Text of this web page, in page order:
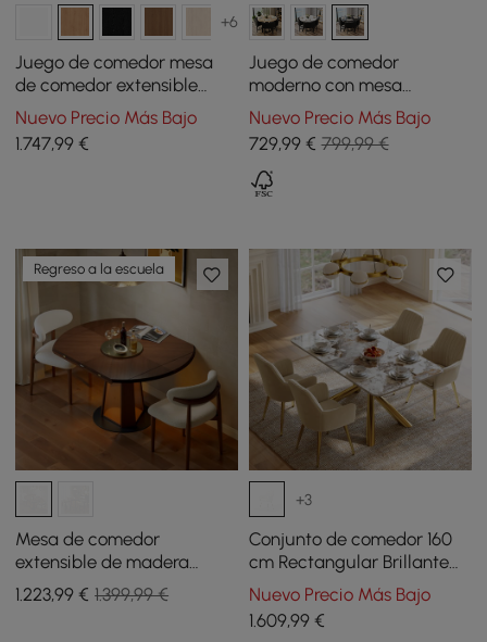
+6
Juego de comedor mesa
de comedor extensible
Japandi natural de 99-140
cm con 4 sillas
Nuevo Precio Más Bajo
1.747,99 €
Juego de comedor
moderno con mesa
redonda de madera negra
y 4 sillas negras
Nuevo Precio Más Bajo
729,99€ 799,99 €
Regreso a la escuela
Mesa de comedor
extensible de madera
maciza de 920 mm a 1200
mm con luz
1.223,99 € 1.399,99 €
+3
Conjunto de comedor 160
cm Rectangular Brillante
Mesa de comedor de
piedra sinterizada Pandora
con 4 sillas
Nuevo Precio Más Bajo
1.609,99€